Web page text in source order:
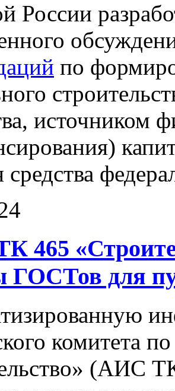
России
по
источником
средства
465
ГОСТов для
комитета
(АИС